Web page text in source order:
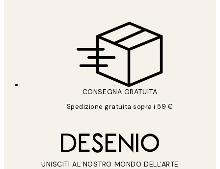
CONSEGNA GRATUITA
Spedizione gratuita sopra i 59 €
UNISCITI AL NOSTRO MONDO DELL'ARTE